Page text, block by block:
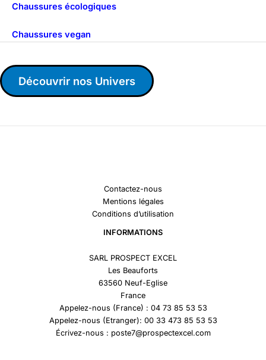
Chaussures écologiques
Chaussures vegan
Découvrir nos Univers
Contactez-nous
Mentions légales
Conditions d’utilisation
INFORMATIONS
SARL PROSPECT EXCEL
Les Beauforts
63560 Neuf-Eglise
France
Appelez-nous (France) : 04 73 85 53 53
Appelez-nous (Etranger): 00 33 473 85 53 53
Écrivez-nous : poste7@prospectexcel.com